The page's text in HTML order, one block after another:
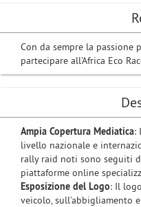
Con da sempre la
partecipare all'Africa Eco
Ampia Copertura Mediatica:
livello nazionale e
rally raid noti sono seguiti
piattaforme online
Esposizione del Logo: Il
veicolo, sull’abbigliamento